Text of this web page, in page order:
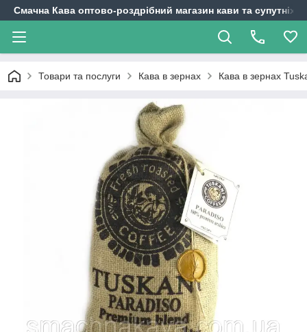
Смачна Кава оптово-роздрібний магазин кави та супутніх
Товари та послуги Кава в зернах Кава в зернах